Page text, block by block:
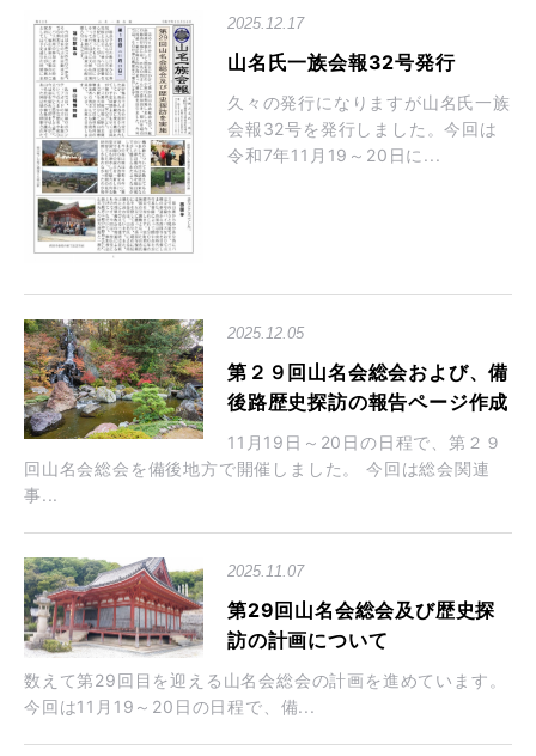
2025.12.17
山名氏一族会報32号発行
久々の発行になりますが山名氏一族
会報32号を発行しました。今回は
令和7年11月19～20日に...
2025.12.05
第２９回山名会総会および、備
後路歴史探訪の報告ページ作成
11月19日～20日の日程で、第２９
回山名会総会を備後地方で開催しました。 今回は総会関連
事...
2025.11.07
第29回山名会総会及び歴史探
訪の計画について
数えて第29回目を迎える山名会総会の計画を進めています。
今回は11月19～20日の日程で、備...